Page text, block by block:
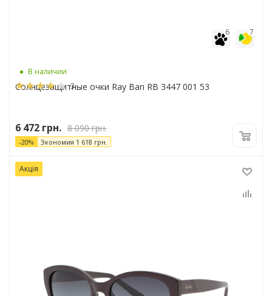
7
6
В наличии
3
Солнцезащитные очки Ray Ban RB 3447 001 53
6 472 грн. 8 090грн.
-20% Экономия 1 618 грн.
Акція